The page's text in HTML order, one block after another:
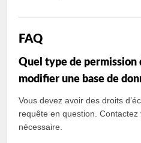
FAQ
Quel type de permission
modifier une base de
Vous devez avoir des droits
requête en question.
nécessaire.